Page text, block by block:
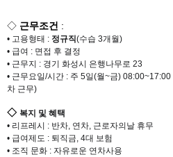
◇ 근무조건 :
• 고용형태 : 정규직(수습 3개월)
• 급여 : 면접 후 결정
• 근무지 : 경기 화성시 은행나무로 23
• 근무요일/시간 : 주 5일(월~금) 08:00~17:00
차 근무)
◇ 복지 및 혜택
• 리프레시 : 반차, 연차, 근로자의날 휴무
• 급여제도 : 퇴직금, 4대 보험
• 조직 문화 : 자유로운 연차사용